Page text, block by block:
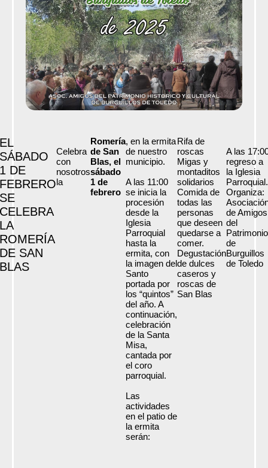
DE
SAN
Celebra
con
nosotros
la
Romería
de San
Blas, el
sábado
1 de
febrero
, en la ermita
de nuestro
municipio.
A las 11:00
se inicia la
procesión
desde la
Iglesia
Parroquial
hasta la
ermita, con
la imagen del
Santo
portada por
los “quintos”
del año. A
continuación,
celebración
de la Santa
Misa,
cantada por
el coro
parroquial.
Las
actividades
en el patio de
la ermita
serán:
Rifa de
roscas
Migas y
montaditos
solidarios
Comida de
todas las
personas
que deseen
quedarse a
comer.
Degustación
de dulces
caseros y
roscas de
San Blas
A las
regreso a
la Iglesia
Parroquial.
Organiza:
de Amigos
del
Patrimonio
de
Burguillos
de Toledo